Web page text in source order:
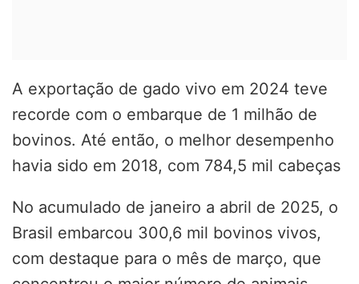
A exportação de gado vivo em 2024 teve
recorde com o embarque de 1 milhão de
bovinos. Até então, o melhor desempenho
havia sido em 2018, com 784,5 mil cabeças
No acumulado de janeiro a abril de 2025, o
Brasil embarcou 300,6 mil bovinos vivos,
com destaque para o mês de março, que